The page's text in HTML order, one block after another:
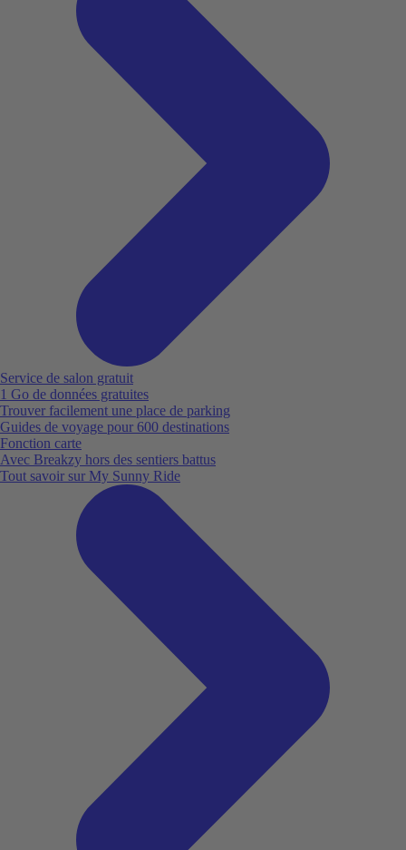
Service de salon gratuit
1 Go de données gratuites
Trouver facilement une place de parking
Guides de voyage pour 600 destinations
Fonction carte
Avec Breakzy hors des sentiers battus
Tout savoir sur My Sunny Ride